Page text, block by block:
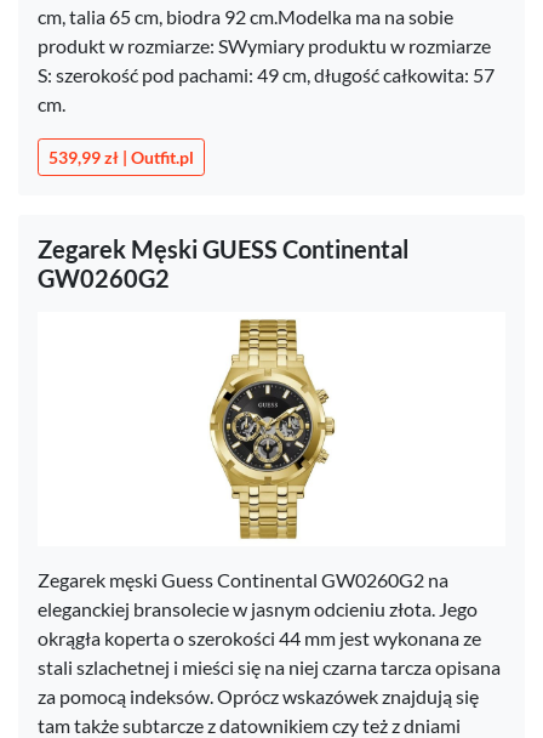
cm, talia 65 cm, biodra 92 cm.Modelka ma na sobie
produkt w rozmiarze: SWymiary produktu w rozmiarze
S: szerokość pod pachami: 49 cm, długość całkowita: 57
cm.
539,99 zł | Outfit.pl
Zegarek Męski GUESS Continental
GW0260G2
Zegarek męski Guess Continental GW0260G2 na
eleganckiej bransolecie w jasnym odcieniu złota. Jego
okrągła koperta o szerokości 44 mm jest wykonana ze
stali szlachetnej i mieści się na niej czarna tarcza opisana
za pomocą indeksów. Oprócz wskazówek znajdują się
tam także subtarcze z datownikiem czy też z dniami